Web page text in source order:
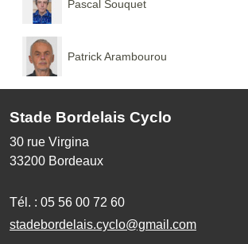
Pascal Souquet
Patrick Arambourou
Stade Bordelais Cyclo
30 rue Virgina
33200 Bordeaux
Tél. : 05 56 00 72 60
stadebordelais.cyclo@gmail.com